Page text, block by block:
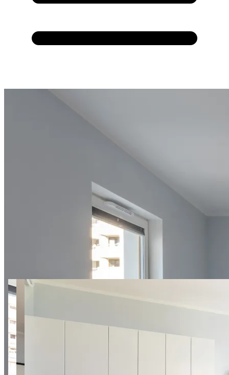
Al. Krakowska apt. 95
SuperApart